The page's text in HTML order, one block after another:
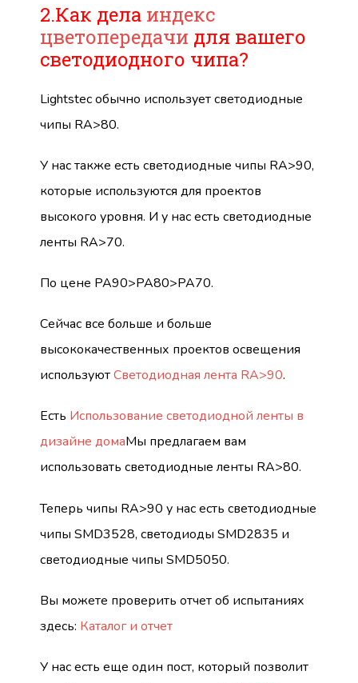
2.Как дела индекс
цветопередачи для вашего
светодиодного чипа?
Lightstec обычно использует светодиодные
чипы RA>80.
У нас также есть светодиодные чипы RA>90,
которые используются для проектов
высокого уровня. И у нас есть светодиодные
ленты RA>70.
По цене РА90>РА80>РА70.
Сейчас все больше и больше
высококачественных проектов освещения
используютСветодиодная лента RA>90.
Есть Использование светодиодной ленты в
дизайне домаМы предлагаем вам
использовать светодиодные ленты RA>80.
Теперь чипы RA>90 у нас есть светодиодные
чипы SMD3528, светодиоды SMD2835 и
светодиодные чипы SMD5050.
Вы можете проверить отчет об испытаниях
здесь: Каталог и отчет
У нас есть еще один пост, который позволит